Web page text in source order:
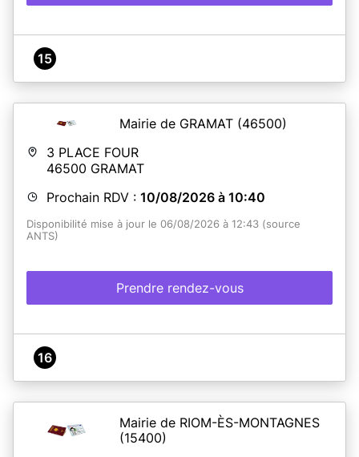
15
Mairie de GRAMAT (46500)
3 PLACE FOUR
46500 GRAMAT
Prochain RDV : 10/08/2026 à 10:40
Disponibilité mise à jour le 06/08/2026 à 12:43 (source
ANTS)
Prendre rendez-vous
16
Mairie de RIOM-ÈS-MONTAGNES
(15400)